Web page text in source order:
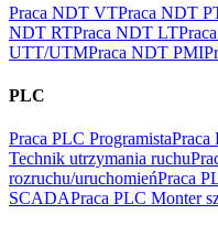
Praca NDT VTPraca NDT
NDT RTPraca NDT LT
UTT/UTMPraca NDT PMI
PLC
Praca PLC ProgramistaPraca
Technik utrzymania ruchu
rozruchu/uruchomieńPraca
SCADAPraca PLC Monter